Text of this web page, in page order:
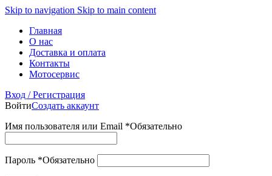
Skip to navigation Skip to main content
Главная
О нас
Доставка и оплата
Контакты
Мотосервис
Вход / Регистрация
ВойтиСоздать аккаунт
Имя пользователя или Email *Обязательно
Пароль *Обязательно